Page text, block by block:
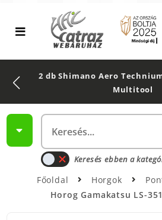
2 db Shimano Aero
Multitool
Keresés ebben a
Főoldal Horgok
Horog Gamakatsu LS-